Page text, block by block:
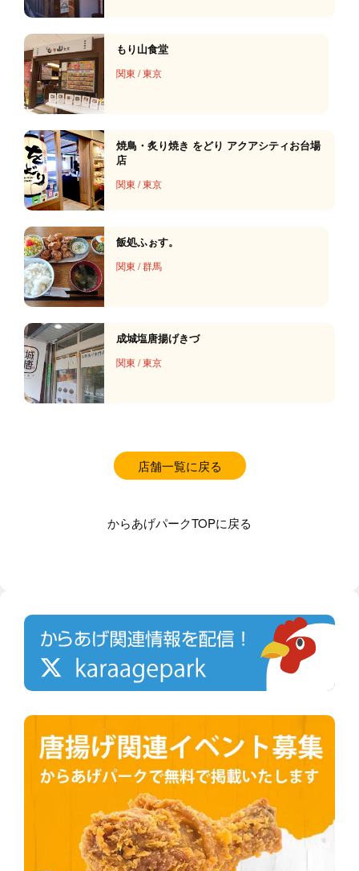
もり山食堂
関東 /東京
焼鳥・炙り焼き をどり アクアシティお台場
店
関東 /東京
飯処ふぉす。
関東 /群馬
成城塩唐揚げきづ
関東 /東京
店舗一覧に戻る
からあげパークTOPに戻る